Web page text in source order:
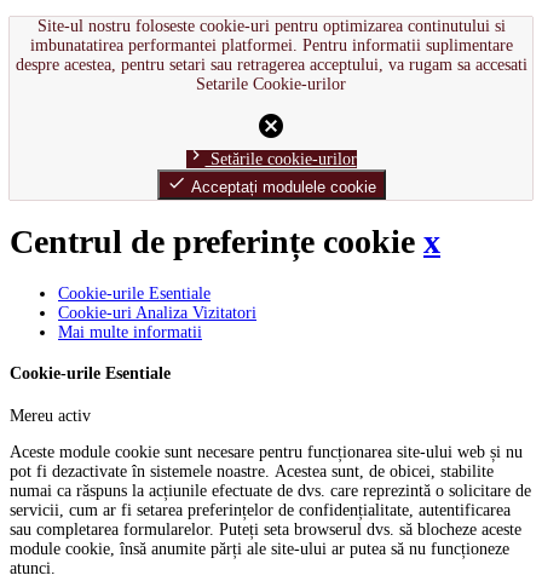
Site-ul nostru foloseste cookie-uri pentru optimizarea continutului si
imbunatatirea performantei platformei. Pentru informatii suplimentare
despre acestea, pentru setari sau retragerea acceptului, va rugam sa accesati
Setarile Cookie-urilor
cancel
chevron_right Setările cookie-urilor
done Acceptați modulele cookie
Centrul de preferințe cookie x
Cookie-urile Esentiale
Cookie-uri Analiza Vizitatori
Mai multe informatii
Cookie-urile Esentiale
Mereu activ
Aceste module cookie sunt necesare pentru funcționarea site-ului web și nu
pot fi dezactivate în sistemele noastre. Acestea sunt, de obicei, stabilite
numai ca răspuns la acțiunile efectuate de dvs. care reprezintă o solicitare de
servicii, cum ar fi setarea preferințelor de confidențialitate, autentificarea
sau completarea formularelor. Puteți seta browserul dvs. să blocheze aceste
module cookie, însă anumite părți ale site-ului ar putea să nu funcționeze
atunci.